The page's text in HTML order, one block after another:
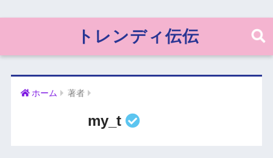
トレンディ伝伝
ホーム 著者
my_t